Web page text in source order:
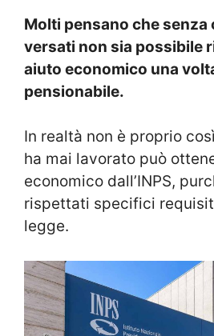
Molti pensano che
versati non sia possibile
aiuto economico una
pensionabile.
In realtà non è proprio
ha mai lavorato può
economico dall’INPS,
rispettati specifici
legge.